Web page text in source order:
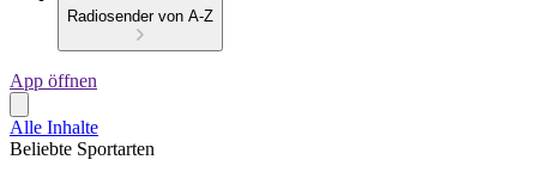
Radiosender von A-Z
App öffnen
Alle Inhalte
Beliebte Sportarten